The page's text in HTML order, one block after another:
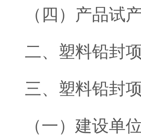
（四）产品试
二、塑料铅封
三、塑料铅封
（一）建设单